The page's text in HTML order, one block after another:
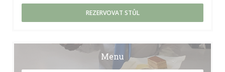
REZERVOVAT STŮL
Menu